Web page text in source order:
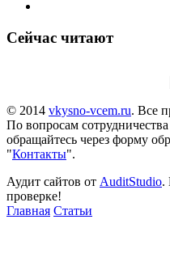
Сейчас читают
© 2014 vkysno-vcem.ru. Все
По вопросам
обращайтесь через форму
"Контакты".
Аудит сайтов от AuditStudio.
проверке!
Главная Статьи